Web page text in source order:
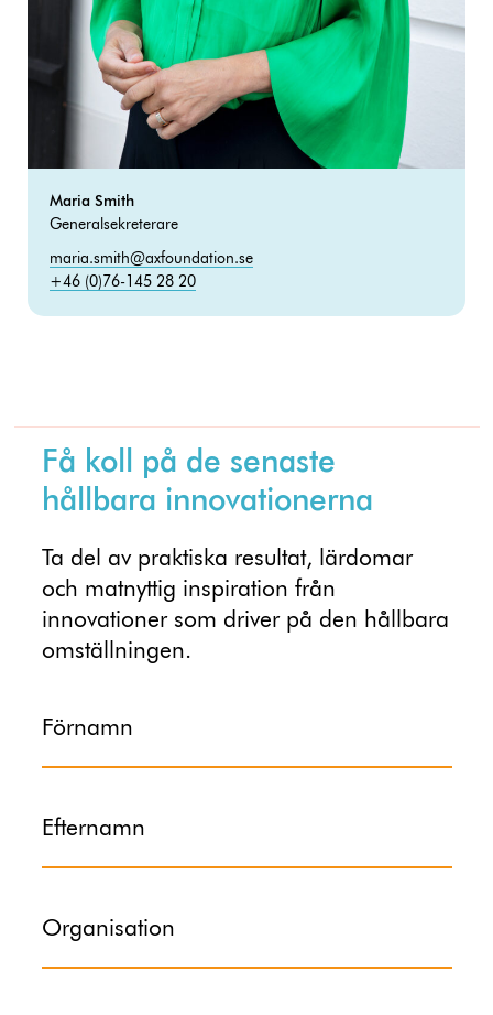
Maria Smith
Generalsekreterare
maria.smith@axfoundation.se
+46 (0)76-145 28 20
Få koll på de senaste
hållbara innovationerna
Ta del av praktiska resultat, lärdomar
och matnyttig inspiration från
innovationer som driver på den hållbara
omställningen.
Förnamn
Efternamn
Organisation